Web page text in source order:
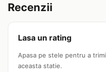
Recenzii
Lasa un rating
Apasa pe stele pentru a
aceasta statie.